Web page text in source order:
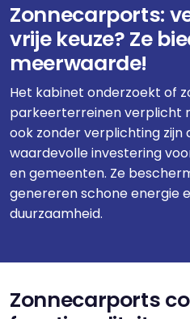
Zonnecarports:
vrije keuze? Ze
meerwaarde!
Het kabinet onderzoekt of
parkeerterreinen verplicht
ook zonder verplichting
waardevolle investering
en gemeenten. Ze
genereren schone energie
duurzaamheid.
Zonnecarports